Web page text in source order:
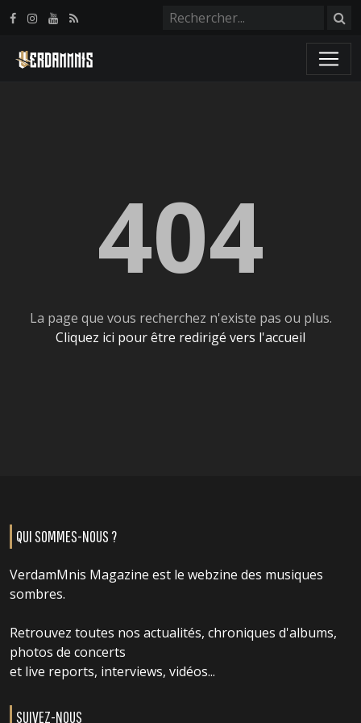
404
La page que vous recherchez n'existe pas ou plus.
Cliquez ici pour être redirigé vers l'accueil
QUI SOMMES-NOUS ?
VerdamMnis Magazine est le webzine des musiques
sombres.
Retrouvez toutes nos actualités, chroniques d'albums,
photos de concerts
et live reports, interviews, vidéos...
SUIVEZ-NOUS
Panneau de gestion des cookies